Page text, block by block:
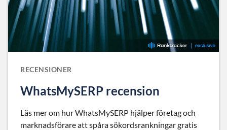
RECENSIONER
WhatsMySERP recension
Läs mer om hur WhatsMySERP hjälper företag och
marknadsförare att spåra sökordsrankningar gratis